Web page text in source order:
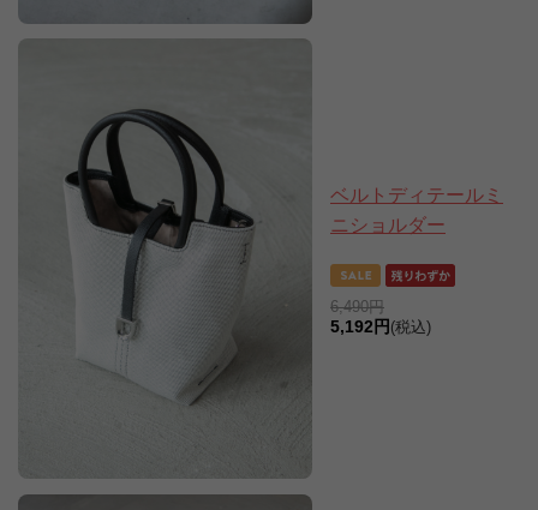
ベルトディテールミ
ニショルダー
6,490円
5,192円 (税込)